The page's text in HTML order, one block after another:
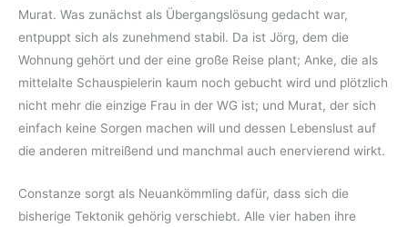
Murat. Was zunächst als Übergangslösung gedacht war,
entpuppt sich als zunehmend stabil. Da ist Jörg, dem die
Wohnung gehört und der eine große Reise plant; Anke, die als
mittelalte Schauspielerin kaum noch gebucht wird und plötzlich
nicht mehr die einzige Frau in der WG ist; und Murat, der sich
einfach keine Sorgen machen will und dessen Lebenslust auf
die anderen mitreißend und manchmal auch enervierend wirkt.
Constanze sorgt als Neuankömmling dafür, dass sich die
bisherige Tektonik gehörig verschiebt. Alle vier haben ihre